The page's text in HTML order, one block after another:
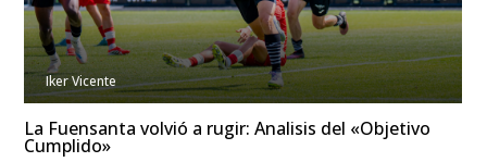
Iker Vicente
La Fuensanta volvió a rugir: Analisis del «Objetivo
Cumplido»